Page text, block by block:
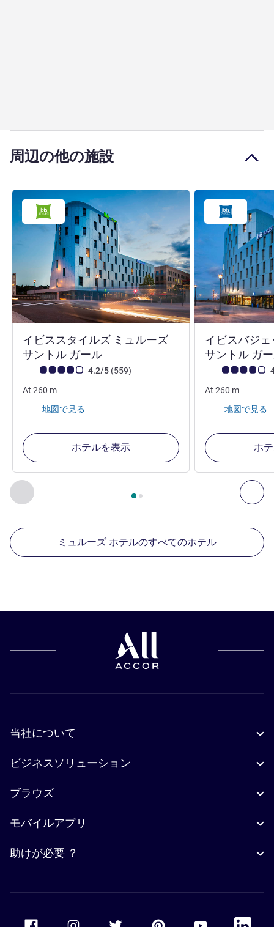
周辺の他の施設
前に戻る - 周辺の他の施設 次
2ページ中 , 周辺の他の施設 1 :, 周辺の他の施設 2
イビススタイルズ ミュルーズ
サントル ガール
お客さまの声 (確認済みレビュー アコーホテルズ)
4.2/5 (559件のレビュー
)
At 260 m
地図で見る
ホテルを表示
イビスバジ
サントル ガ
お客さまの声 (
At 260 m
地図で見る
ホ
ミュルーズ ホテルのすべてのホテル
当社について
ビジネスソリューション
ブラウズ
モバイルアプリ
助けが必要 ？
Accor Facebook Accor TwitterAccor PinterestAccor Youtube
Accor